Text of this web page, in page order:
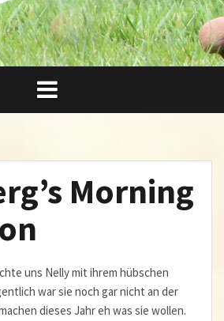
Morning
uns Nelly mit ihrem hübschen
war sie noch gar nicht an der
dieses Jahr eh was sie wollen.